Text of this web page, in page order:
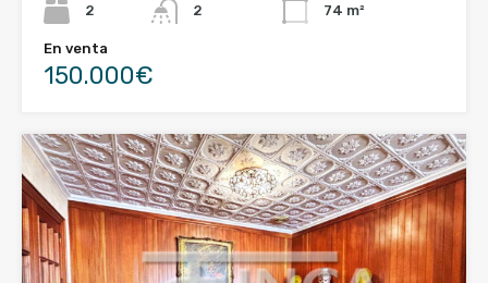
2
2
74 m²
En venta
150.000€